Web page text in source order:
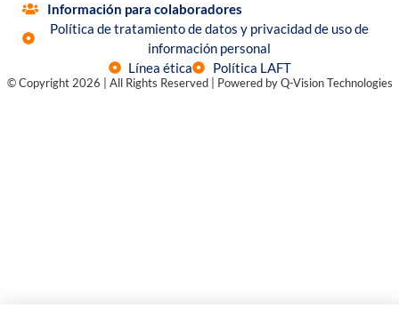
Información para colaboradores
Política de tratamiento de datos y privacidad de uso de
información personal
Línea ética
Política LAFT
© Copyright 2026 | All Rights Reserved | Powered by Q-Vision Technologies